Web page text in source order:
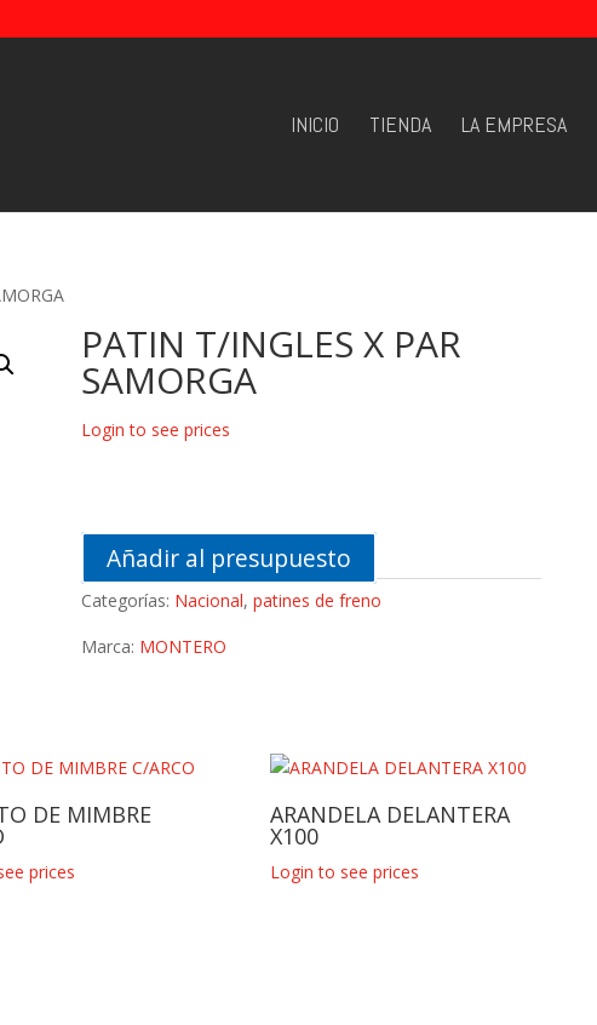
INICIO TIENDA LA EMPRESA
PATIN T/INGLES X PAR
SAMORGA
Login to see prices
Añadir al presupuesto
Categorías: Nacional,patines de freno
Marca: MONTERO
DE MIMBRE
prices
ARANDELA DELANTERA
X100
Login to see prices